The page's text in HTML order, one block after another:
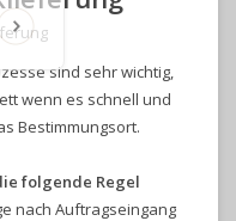
sind sehr wichtig,
wenn es schnell und
Bestimmungsort.
folgende Regel
nach Auftragseingang